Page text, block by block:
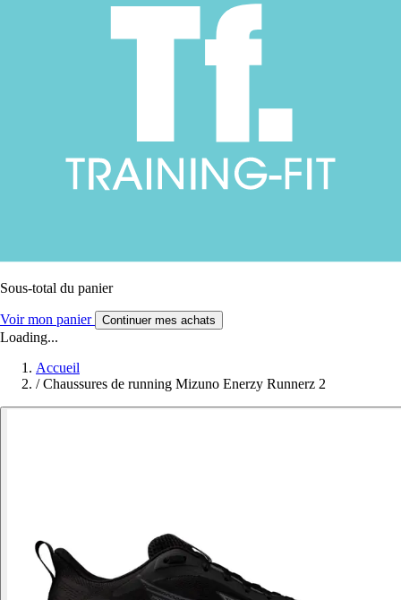
Sous-total du panier
Voir mon panier Continuer mes achats
Loading...
Accueil
/ Chaussures de running Mizuno Enerzy Runnerz 2